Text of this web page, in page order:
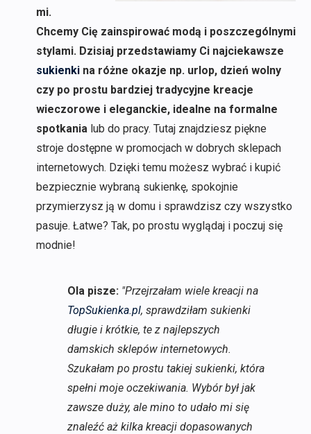
mi.
Chcemy Cię zainspirować modą i poszczególnymi
stylami. Dzisiaj przedstawiamy Ci najciekawsze
sukienkina różne okazje np. urlop, dzień wolny
czy po prostu bardziej tradycyjne kreacje
wieczorowe i eleganckie, idealne na formalne
spotkania lub do pracy. Tutaj znajdziesz piękne
stroje dostępne w promocjach w dobrych sklepach
internetowych. Dzięki temu możesz wybrać i kupić
bezpiecznie wybraną sukienkę, spokojnie
przymierzysz ją w domu i sprawdzisz czy wszystko
pasuje. Łatwe? Tak, po prostu wyglądaj i poczuj się
modnie!
Ola pisze: "Przejrzałam wiele kreacji na
TopSukienka.pl, sprawdziłam sukienki
długie i krótkie, te z najlepszych
damskich sklepów internetowych.
Szukałam po prostu takiej sukienki, która
spełni moje oczekiwania. Wybór był jak
zawsze duży, ale mino to udało mi się
znaleźć aż kilka kreacji dopasowanych